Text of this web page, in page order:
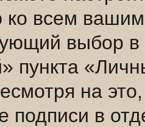
ко всем
выбор
пункта
на
подписи в